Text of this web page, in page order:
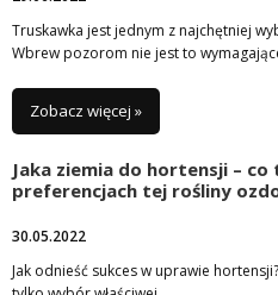
Truskawka jest jednym z najchętniej
Wbrew pozorom nie jest to
Zobacz więcej »
Jaka ziemia do hortensji –
preferencjach tej rośliny
30.05.2022
Jak odnieść sukces w uprawie